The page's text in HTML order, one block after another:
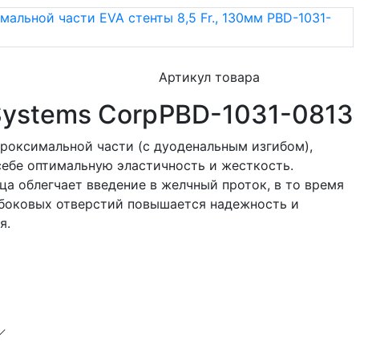
Corp
Артикул товара
PBD-1031-0813
части (с дуоденальным изгибом),
оптимальную эластичность и жесткость.
облегчает введение в желчный проток, в то время
отверстий повышается надежность и